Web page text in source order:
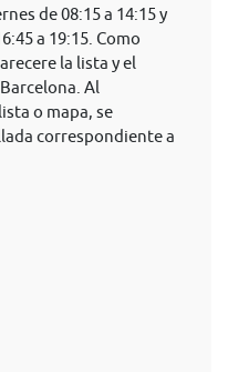
de 08:15 a 14:15 y
a 19:15. Como
la lista y el
Al
o mapa, se
correspondiente a